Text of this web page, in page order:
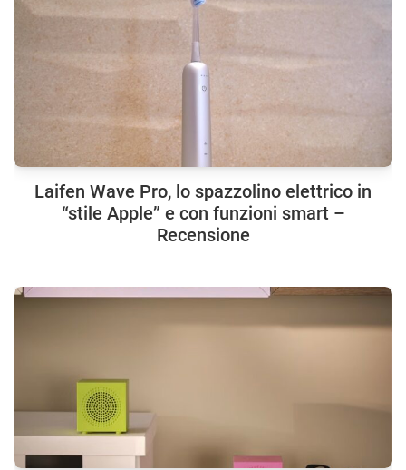
Laifen Wave Pro, lo spazzolino elettrico in
“stile Apple” e con funzioni smart –
Recensione